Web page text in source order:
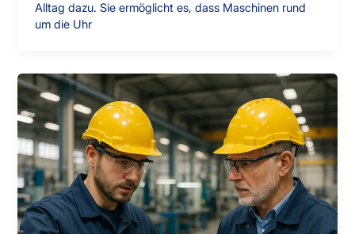
Alltag dazu. Sie ermöglicht es, dass Maschinen rund
um die Uhr